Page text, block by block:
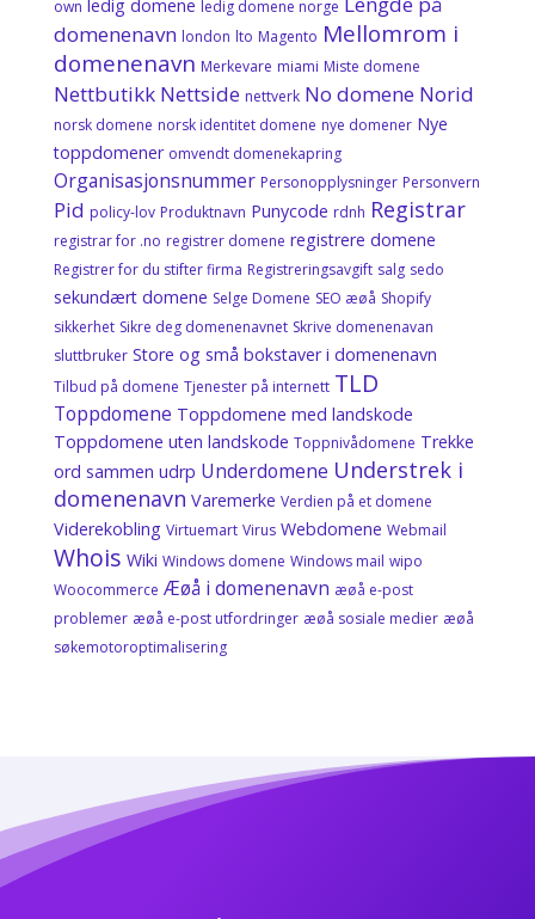
own ledig domene ledig domene norge
domenenavn london lto Magento Mellomrom i
domenenavn Merkevare miami Miste domene
Nettbutikk Nettside nettverk No domene Norid
norsk domene norsk identitet domene nye domener Nye
toppdomener omvendt domenekapring
Organisasjonsnummer Personopplysninger Personvern
Pid policy-lov Produktnavn Punycode rdnh Registrar
registrar for .no registrer domene registrere domene
Registrer for du stifter firma Registreringsavgift salg sedo
sekundært domene Selge Domene SEO æøå Shopify
sikkerhet Sikre deg domenenavnet Skrive domenenavan
sluttbruker Store og små bokstaver i domenenavn
Tilbud på domene Tjenester på internett TLD
Toppdomene Toppdomene med landskode
Toppdomene uten landskode Toppnivådomene Trekke
ord sammen udrp Underdomene Understrek i
domenenavn Varemerke Verdien på et domene
Viderekobling Virtuemart Virus Webdomene Webmail
Whois Wiki Windows domene Windows mail wipo
Woocommerce Æøå i domenenavn æøå e-post
problemer æøå e-post utfordringer æøå sosiale medier æøå
søkemotoroptimalisering